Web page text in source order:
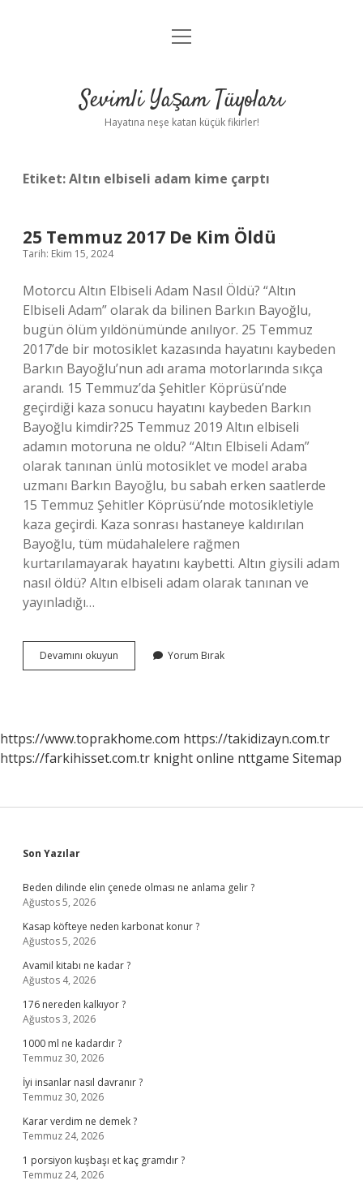
Anasayfa
Yasal Uyarı
menüyü
Sevimli Yaşam Tüyoları
Hayatına neşe katan küçük fikirler!
Etiket:Altın elbiseli adam kime çarptı
25 Temmuz 2017 De Kim Öldü
Tarih: Ekim 15, 2024
Motorcu Altın Elbiseli Adam Nasıl Öldü? “Altın
Elbiseli Adam” olarak da bilinen Barkın Bayoğlu,
bugün ölüm yıldönümünde anılıyor. 25 Temmuz
2017’de bir motosiklet kazasında hayatını kaybeden
Barkın Bayoğlu’nun adı arama motorlarında sıkça
arandı. 15 Temmuz’da Şehitler Köprüsü’nde
geçirdiği kaza sonucu hayatını kaybeden Barkın
Bayoğlu kimdir?25 Temmuz 2019 Altın elbiseli
adamın motoruna ne oldu? “Altın Elbiseli Adam”
olarak tanınan ünlü motosiklet ve model araba
uzmanı Barkın Bayoğlu, bu sabah erken saatlerde
15 Temmuz Şehitler Köprüsü’nde motosikletiyle
kaza geçirdi. Kaza sonrası hastaneye kaldırılan
Bayoğlu, tüm müdahalelere rağmen
kurtarılamayarak hayatını kaybetti. Altın giysili adam
nasıl öldü? Altın elbiseli adam olarak tanınan ve
yayınladığı…
Devamını okuyun
Temmuz
Yorum Bırak
https://www.toprakhome.com https://takidizayn.com.tr
https://farkihisset.com.tr knight online nttgame Sitemap
Sidebar
Son Yazılar
Beden dilinde elin çenede olması ne anlama gelir ?
Ağustos 5, 2026
Kasap köfteye neden karbonat konur ?
Ağustos 5, 2026
Avamil kitabı ne kadar ?
Ağustos 4, 2026
176 nereden kalkıyor ?
Ağustos 3, 2026
1000 ml ne kadardır ?
Temmuz 30, 2026
İyi insanlar nasıl davranır ?
Temmuz 30, 2026
Karar verdim ne demek ?
Temmuz 24, 2026
1 porsiyon kuşbaşı et kaç gramdır ?
Temmuz 24, 2026